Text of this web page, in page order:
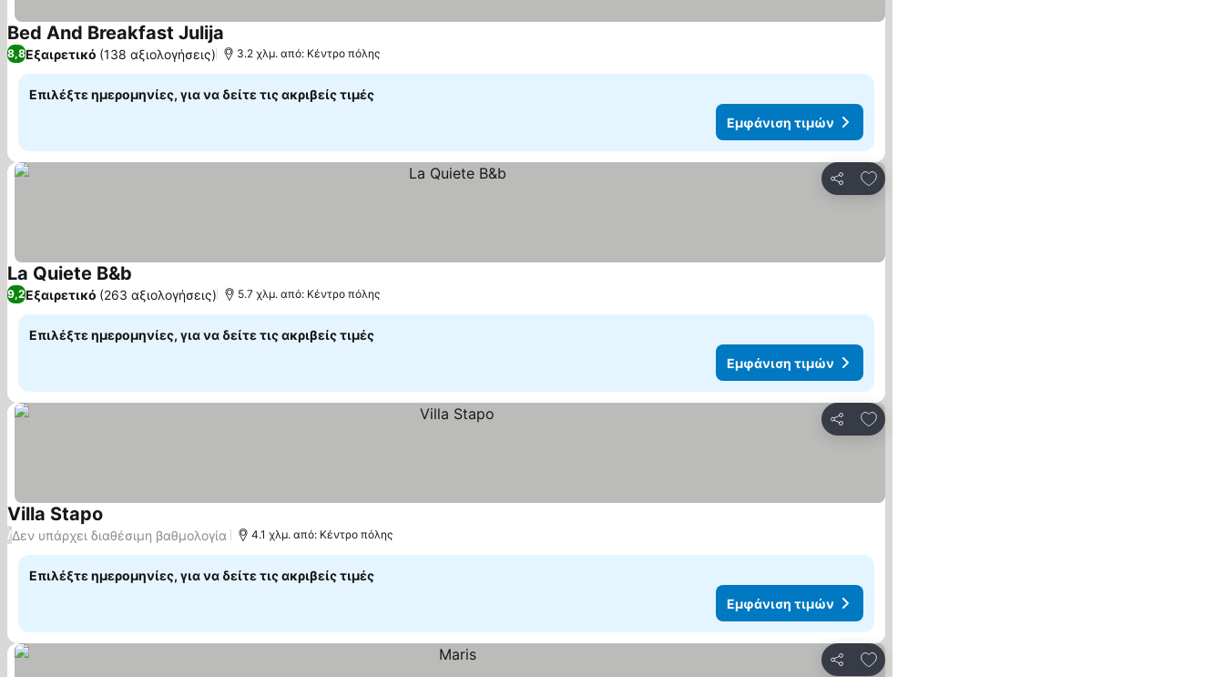
Bed And Breakfast Julija
8,8Εξαιρετικό (138 αξιολογήσεις) 3.2 χλμ. από: Κέντρο πόλης
Επιλέξτε ημερομηνίες, για να δείτε τις ακριβείς τιμές
Εμφάνιση τιμών
Κοινοποίηση
Προσθήκη στα αγαπημένα
La Quiete B&b
9,2Εξαιρετικό (263 αξιολογήσεις) 5.7 χλμ. από: Κέντρο πόλης
Επιλέξτε ημερομηνίες, για να δείτε τις ακριβείς τιμές
Εμφάνιση τιμών
Κοινοποίηση
Προσθήκη στα αγαπημένα
Villa Stapo
/Δεν υπάρχει διαθέσιμη βαθμολογία 4.1 χλμ. από: Κέντρο πόλης
Επιλέξτε ημερομηνίες, για να δείτε τις ακριβείς τιμές
Εμφάνιση τιμών
Κοινοποίηση
Προσθήκη στα αγαπημένα